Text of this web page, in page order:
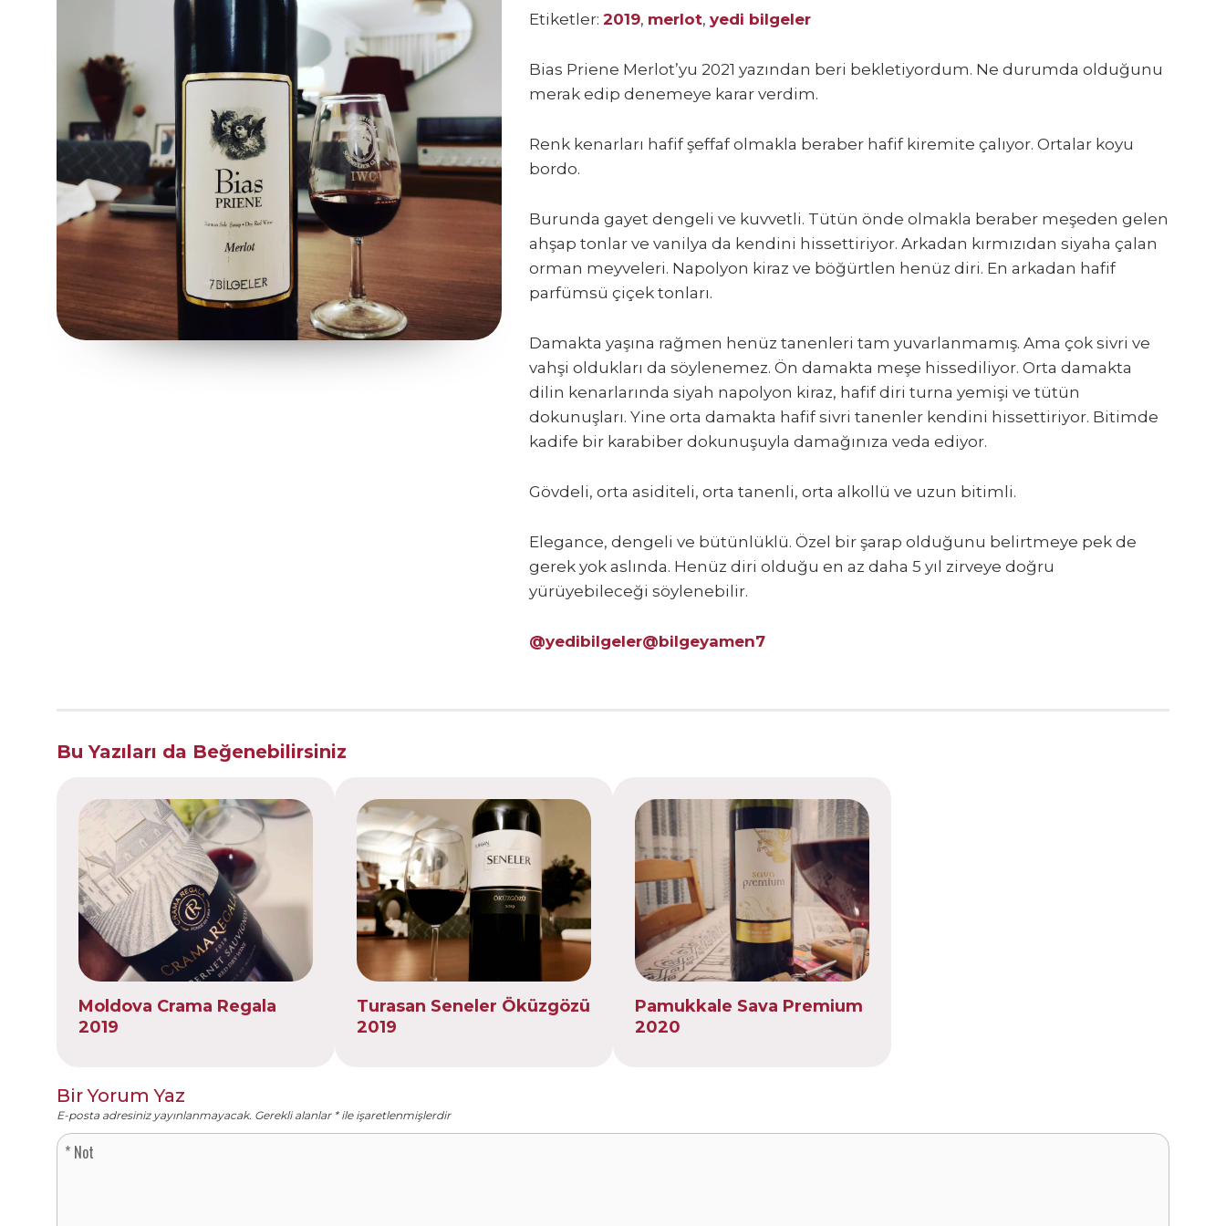
Etiketler: 2019, merlot, yedi bilgeler
Bias Priene Merlot’yu 2021 yazından beri bekletiyordum. Ne durumda olduğunu
merak edip denemeye karar verdim.
Renk kenarları hafif şeffaf olmakla beraber hafif kiremite çalıyor. Ortalar koyu
bordo.
Burunda gayet dengeli ve kuvvetli. Tütün önde olmakla beraber meşeden gelen
ahşap tonlar ve vanilya da kendini hissettiriyor. Arkadan kırmızıdan siyaha çalan
orman meyveleri. Napolyon kiraz ve böğürtlen henüz diri. En arkadan hafif
parfümsü çiçek tonları.
Damakta yaşına rağmen henüz tanenleri tam yuvarlanmamış. Ama çok sivri ve
vahşi oldukları da söylenemez. Ön damakta meşe hissediliyor. Orta damakta
dilin kenarlarında siyah napolyon kiraz, hafif diri turna yemişi ve tütün
dokunuşları. Yine orta damakta hafif sivri tanenler kendini hissettiriyor. Bitimde
kadife bir karabiber dokunuşuyla damağınıza veda ediyor.
Gövdeli, orta asiditeli, orta tanenli, orta alkollü ve uzun bitimli.
Elegance, dengeli ve bütünlüklü. Özel bir şarap olduğunu belirtmeye pek de
gerek yok aslında. Henüz diri olduğu en az daha 5 yıl zirveye doğru
yürüyebileceği söylenebilir.
@yedibilgeler@bilgeyamen7
Bu Yazıları da Beğenebilirsiniz
Moldova Crama Regala
2019
Turasan Seneler Öküzgözü
2019
Pamukkale Sava Premium
2020
Bir Yorum Yaz
E-posta adresiniz yayınlanmayacak. Gerekli alanlar *ile işaretlenmişlerdir